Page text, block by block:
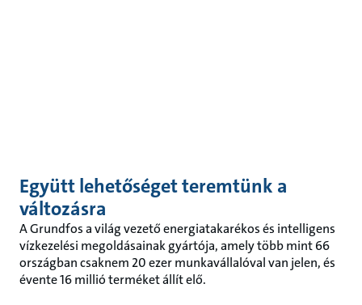
Együtt lehetőséget teremtünk a
változásra
A Grundfos a világ vezető energiatakarékos és intelligens
vízkezelési megoldásainak gyártója, amely több mint 66
országban csaknem 20 ezer munkavállalóval van jelen, és
évente 16 millió terméket állít elő.